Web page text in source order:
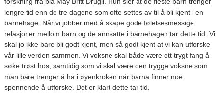
lengre tid enn de tre dagene som ofte settes av til å bli kjent i en
barnehage. Når vi jobber med å skape gode følelsesmessige
relasjoner mellom barn og de annsatte i barnehagen tar dette tid. Vi
skal jo ikke bare bli godt kjent, men så godt kjent at vi kan utforske
vår lille verden sammen. Vi voksne skal både være ett trygt fang å
søke trøst hos, samtidig som vi skal være den trygge voksne som
man bare trenger å ha i øyenkroken når barna finner noe
spennende å utforske. Det er klart dette tar tid.